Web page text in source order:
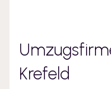
Krefeld